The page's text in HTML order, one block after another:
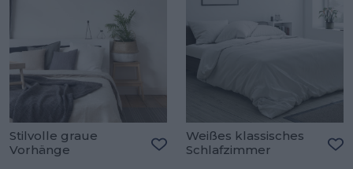
Stilvolle graue
Vorhänge
Weißes klassisches
Schlafzimmer